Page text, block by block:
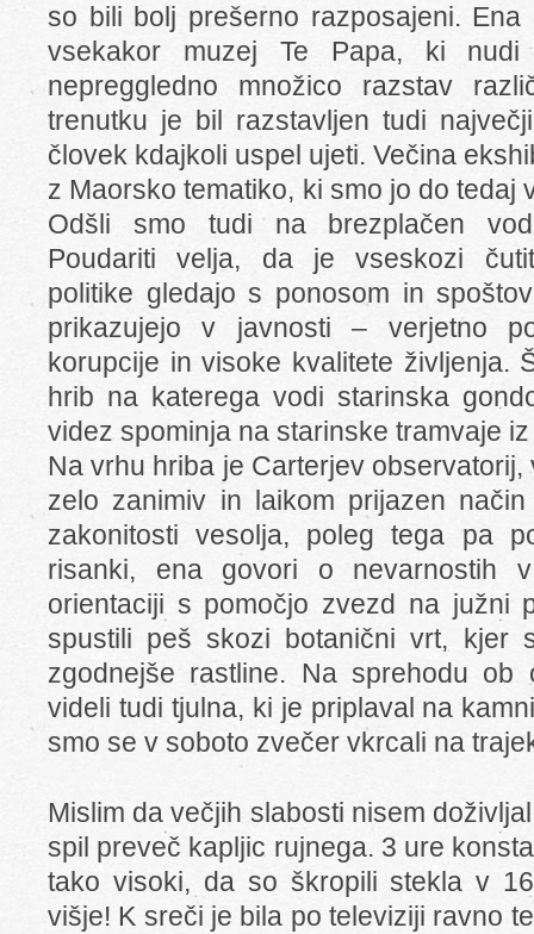
so bili bolj prešerno razposajeni.
vsekakor muzej Te Papa, ki nudi
nepreggledno množico razstav
trenutku je bil razstavljen tudi
človek kdajkoli uspel ujeti. Večina
z Maorsko tematiko, ki smo jo do tedaj
Odšli smo tudi na brezplačen
Poudariti velja, da je vseskozi
politike gledajo s ponosom in
prikazujejo v javnosti – verjetno
korupcije in visoke kvalitete življenja.
hrib na katerega vodi starinska
videz spominja na starinske tramvaje
Na vrhu hriba je Carterjev
zelo zanimiv in laikom prijazen
zakonitosti vesolja, poleg tega pa
risanki, ena govori o nevarnostih
orientaciji s pomočjo zvezd na južni
spustili peš skozi botanični vrt, kjer
zgodnejše rastline. Na sprehodu
videli tudi tjulna, ki je priplaval na
smo se v soboto zvečer vkrcali na
Mislim da večjih slabosti nisem
spil preveč kapljic rujnega. 3 ure
tako visoki, da so škropili stekla v
višje! K sreči je bila po televiziji ravno